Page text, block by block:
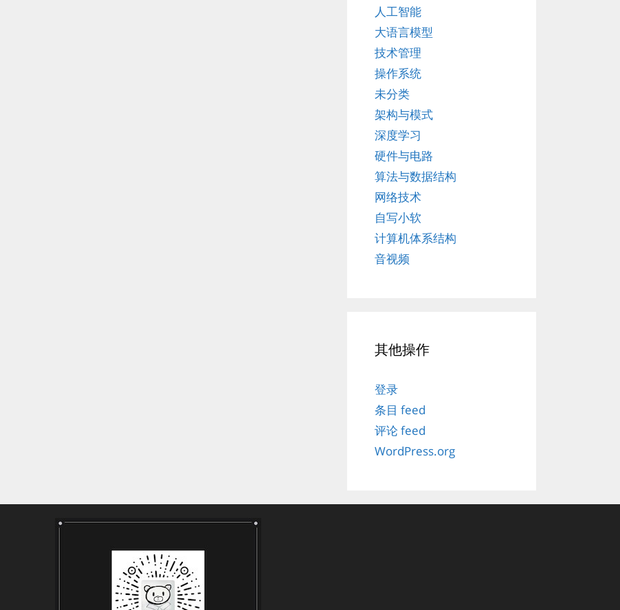
人工智能
大语言模型
技术管理
操作系统
未分类
架构与模式
深度学习
硬件与电路
算法与数据结构
网络技术
自写小软
计算机体系结构
音视频
其他操作
登录
条目 feed
评论 feed
WordPress.org